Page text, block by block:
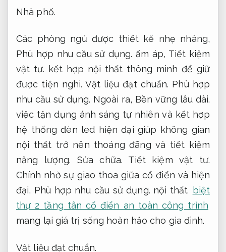
Nhà phố.
Các phòng ngủ được thiết kế nhẹ nhàng,
Phù hợp nhu cầu sử dụng. ấm áp, Tiết kiệm
vật tư. kết hợp nội thất thông minh để giữ
được tiện nghi.Vật liệu đạt chuẩn. Phù hợp
nhu cầu sử dụng. Ngoài ra, Bền vững lâu dài.
việc tận dụng ánh sáng tự nhiên và kết hợp
hệ thống đèn led hiện đại giúp không gian
nội thất trở nên thoáng đãng và tiết kiệm
năng lượng. Sửa chữa.
Tiết kiệm vật tư.
Chính nhờ sự giao thoa giữa cổ điển và hiện
đại, Phù hợp nhu cầu sử dụng. nội thất
biệt
thự 2 tầng tân cổ điển an toàn công trình
mang lại giá trị sống hoàn hảo cho gia đình.
Vật liệu đạt chuẩn.